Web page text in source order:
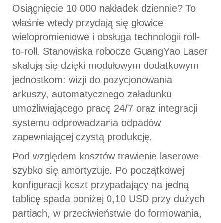
Osiągnięcie 10 000 nakładek dziennie? To
właśnie wtedy przydają się głowice
wielopromieniowe i obsługa technologii roll-
to-roll. Stanowiska robocze GuangYao Laser
skalują się dzięki modułowym dodatkowym
jednostkom: wizji do pozycjonowania
arkuszy, automatycznego załadunku
umożliwiającego pracę 24/7 oraz integracji
systemu odprowadzania odpadów
zapewniającej czystą produkcję.
Pod względem kosztów trawienie laserowe
szybko się amortyzuje. Po początkowej
konfiguracji koszt przypadający na jedną
tablicę spada poniżej 0,10 USD przy dużych
partiach, w przeciwieństwie do formowania,